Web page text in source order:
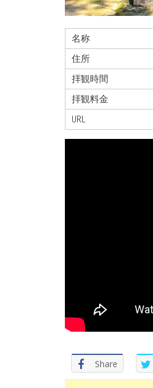
名称
住所
拝観時間
拝観料金
URL
Share